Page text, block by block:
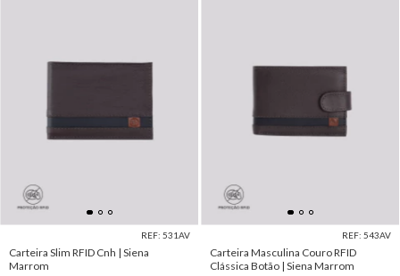
REF: 531AV
Carteira Slim RFID Cnh | Siena
Marrom
REF: 543AV
Carteira Masculina Couro RFID
Clássica Botão | Siena Marrom